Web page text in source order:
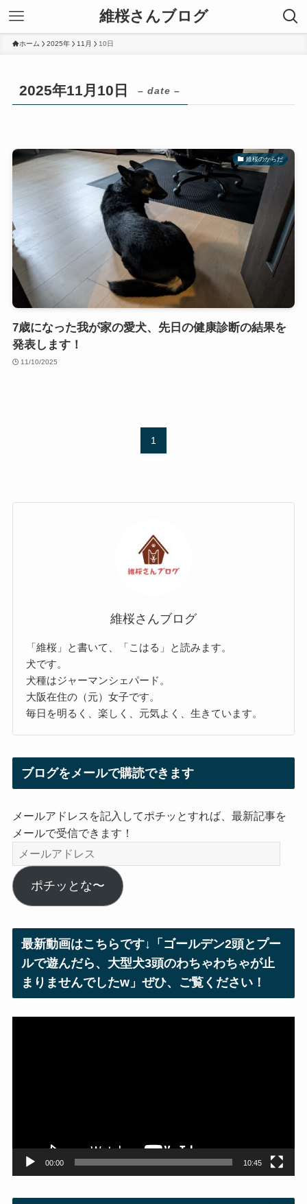
維桜さんブログ
ホーム 2025年 11月 10日
2025年11月10日 – date –
維桜のからだ
7歳になった我が家の愛犬、先日の健康診断の結果を
発表します！
11/10/2025
1
維桜さんブログ
「維桜」と書いて、「こはる」と読みます。
犬です。
犬種はジャーマンシェパード。
大阪在住の（元）女子です。
毎日を明るく、楽しく、元気よく、生きています。
ブログをメールで購読できます
メールアドレスを記入してポチッとすれば、最新記事を
メールで受信できます！
メ
ー
ル
ア
ス
ポチッとな〜
最新動画はこちらです↓「ゴールデン2頭とプー
ルで遊んだら、大型犬3頭のわちゃわちゃが止
まりませんでしたw」ぜひ、ご覧ください！
00:00 10:45